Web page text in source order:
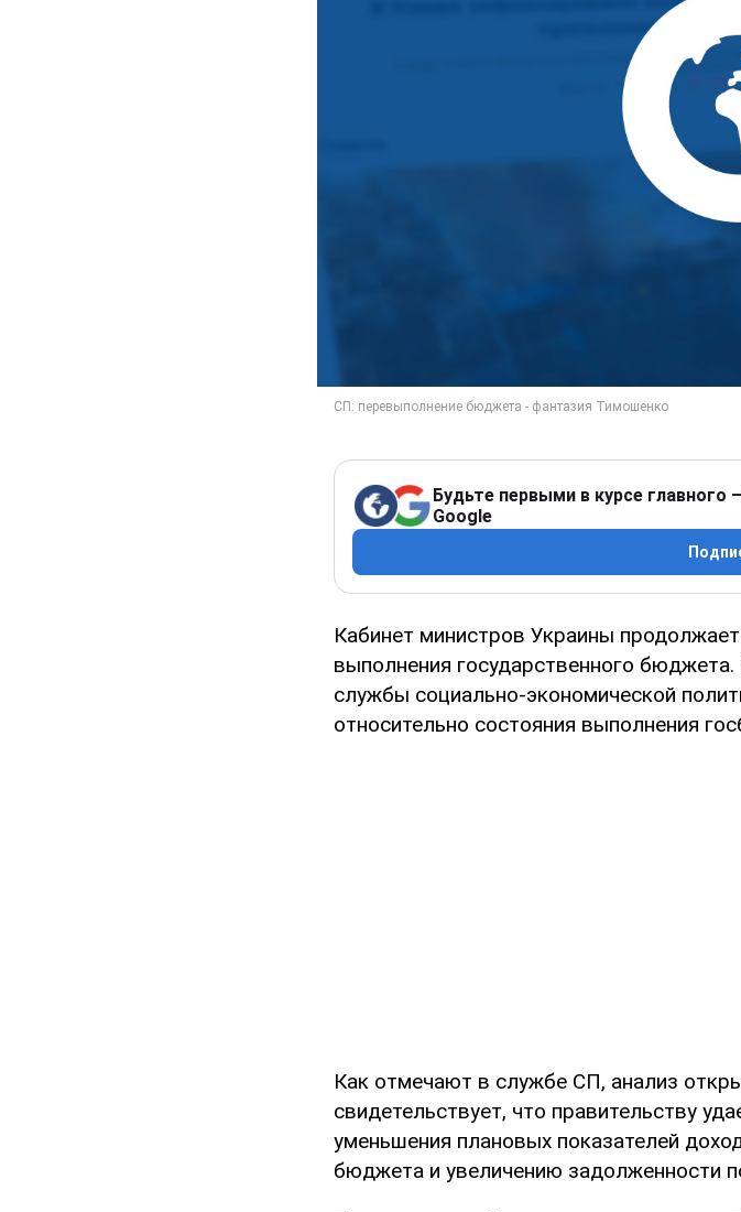
Будьте первыми в курсе главного
Google
Кабинет министров Украины
выполнения государственного
службы социально-экономической
относительно состояния выполнения
Как отмечают в службе СП, анализ
свидетельствует, что правительству
уменьшения плановых показателей
бюджета и увеличению задолженности